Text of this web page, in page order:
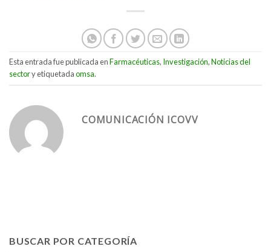
Esta entrada fue publicada enFarmacéuticas, Investigación,Noticias del
sectory etiquetadaomsa.
COMUNICACIÓN ICOVV
BUSCAR POR CATEGORÍA